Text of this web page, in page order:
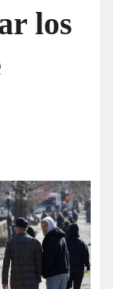
los